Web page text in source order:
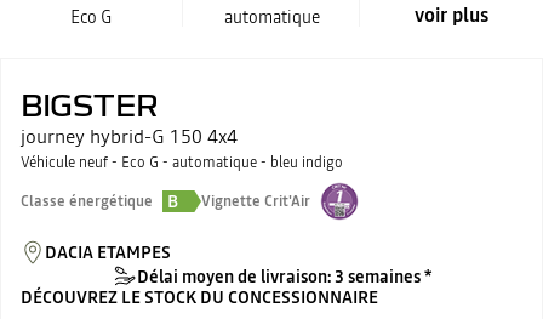
Eco G automatique voir plus
BIGSTER
journey hybrid-G 150 4x4
Véhicule neuf - Eco G - automatique - bleu indigo
Classe énergétique
B Vignette Crit'Air
DACIA ETAMPES
Délai moyen de livraison: 3 semaines *
DÉCOUVREZ LE STOCK DU CONCESSIONNAIRE